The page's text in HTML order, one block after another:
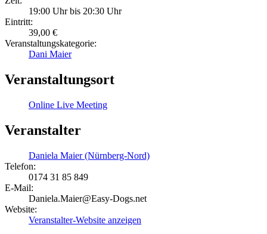
19:00 Uhr bis 20:30 Uhr
Eintritt:
39,00 €
Veranstaltungskategorie:
Dani Maier
Veranstaltungsort
Online Live Meeting
Veranstalter
Daniela Maier (Nürnberg-Nord)
Telefon:
0174 31 85 849
E-Mail:
Daniela.Maier@Easy-Dogs.net
Website:
Veranstalter-Website anzeigen